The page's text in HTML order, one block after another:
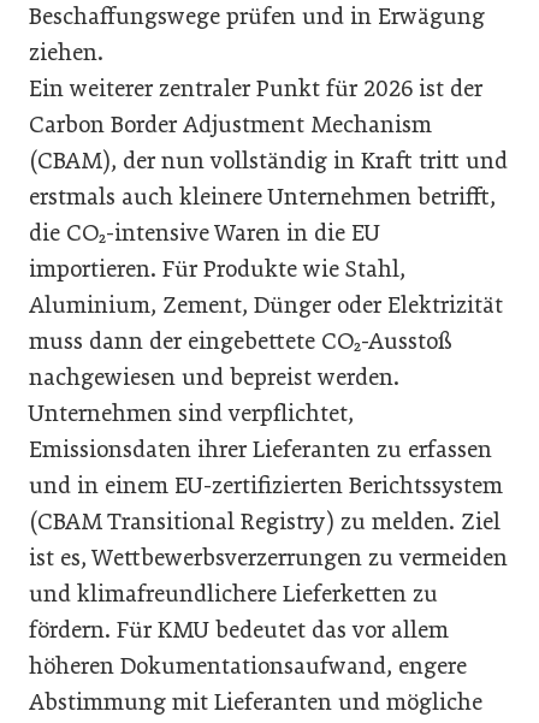
Beschaffungswege prüfen und in Erwägung
ziehen.
Ein weiterer zentraler Punkt für 2026 ist der
Carbon Border Adjustment Mechanism
(CBAM), der nun vollständig in Kraft tritt und
erstmals auch kleinere Unternehmen betrifft,
die CO₂-intensive Waren in die EU
importieren. Für Produkte wie Stahl,
Aluminium, Zement, Dünger oder Elektrizität
muss dann der eingebettete CO₂-Ausstoß
nachgewiesen und bepreist werden.
Unternehmen sind verpflichtet,
Emissionsdaten ihrer Lieferanten zu erfassen
und in einem EU-zertifizierten Berichtssystem
(CBAM Transitional Registry) zu melden. Ziel
ist es, Wettbewerbsverzerrungen zu vermeiden
und klimafreundlichere Lieferketten zu
fördern. Für KMU bedeutet das vor allem
höheren Dokumentationsaufwand, engere
Abstimmung mit Lieferanten und mögliche